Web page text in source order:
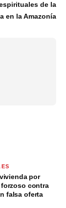
de la
en la Amazonía
por
contra
falsa oferta